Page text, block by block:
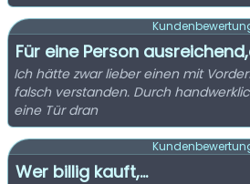
Für eine Person
Ich hätte zwar lieber einen mit
falsch verstanden. Durch
eine Tür dran
Wer billig kauft,...